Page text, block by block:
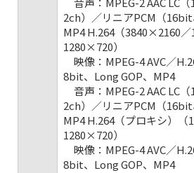
2ch）／リニアPCM（16bit
MP4 H.264（3840×2160
1280×720）
映像：MPEG-4 AVC／
8bit、Long GOP、MP4
音声：MPEG-2 AAC LC
2ch）／リニアPCM（16bit
MP4 H.264（プロキシ）
1280×720）
映像：MPEG-4 AVC／
8bit、Long GOP、MP4